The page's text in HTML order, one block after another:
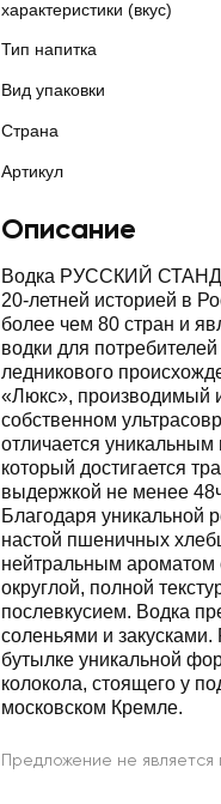
характеристики (вкус)
Тип напитка
Вид упаковки
Страна
Артикул
Описание
Водка РУССКИЙ
20-летней историей в
более чем 80 стран и
водки для
ледникового
«Люкс», производимый
собственном
отличается
который достигается
выдержкой не менее
Благодаря уникальной
настой пшеничных
нейтральным ароматом
округлой, полной
послевкусием. Водка
соленьями и
бутылке уникальной
колокола, стоящего у
московском Кремле.
Предложение не